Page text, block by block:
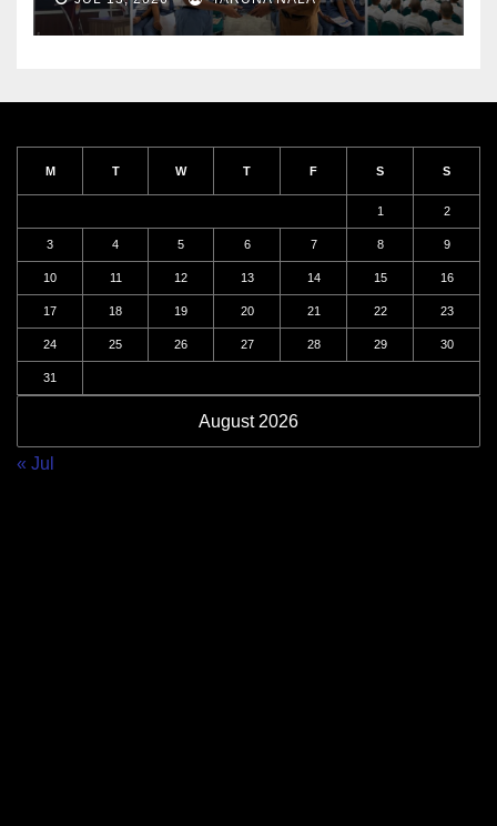
Menjalani Tahun Ajaran Baru
August 2026
M T W T F S S
1 2
3 4 5 6 7 8 9
10 11 12 13 14 15 16
17 18 19 20 21 22 23
24 25 26 27 28 29 30
31
« Jul